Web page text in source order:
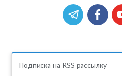
Подписка на RSS рассылку